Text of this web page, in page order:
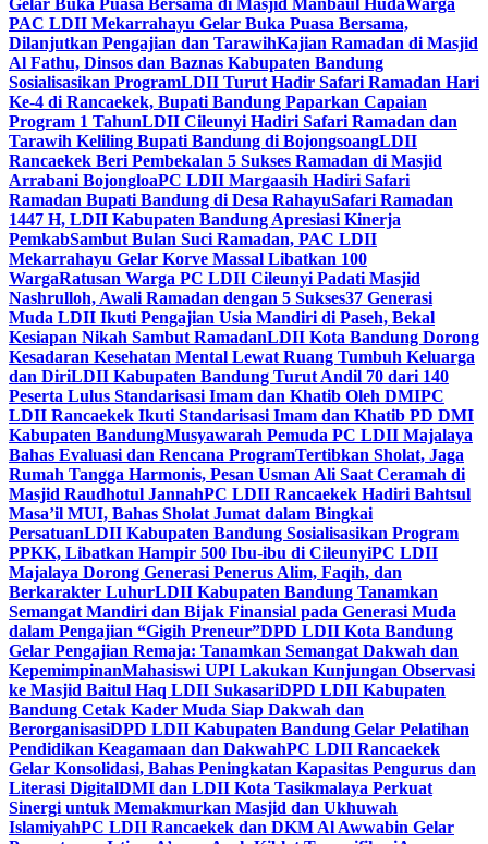
Gelar Buka Puasa Bersama di Masjid Manbaul HudaWarga
PAC LDII Mekarrahayu Gelar Buka Puasa Bersama,
Dilanjutkan Pengajian dan TarawihKajian Ramadan di Masjid
Al Fathu, Dinsos dan Baznas Kabupaten Bandung
Sosialisasikan ProgramLDII Turut Hadir Safari Ramadan Hari
Ke-4 di Rancaekek, Bupati Bandung Paparkan Capaian
Program 1 TahunLDII Cileunyi Hadiri Safari Ramadan dan
Tarawih Keliling Bupati Bandung di BojongsoangLDII
Rancaekek Beri Pembekalan 5 Sukses Ramadan di Masjid
Arrabani BojongloaPC LDII Margaasih Hadiri Safari
Ramadan Bupati Bandung di Desa RahayuSafari Ramadan
1447 H, LDII Kabupaten Bandung Apresiasi Kinerja
PemkabSambut Bulan Suci Ramadan, PAC LDII
Mekarrahayu Gelar Korve Massal Libatkan 100
WargaRatusan Warga PC LDII Cileunyi Padati Masjid
Nashrulloh, Awali Ramadan dengan 5 Sukses37 Generasi
Muda LDII Ikuti Pengajian Usia Mandiri di Paseh, Bekal
Kesiapan Nikah Sambut RamadanLDII Kota Bandung Dorong
Kesadaran Kesehatan Mental Lewat Ruang Tumbuh Keluarga
dan DiriLDII Kabupaten Bandung Turut Andil 70 dari 140
Peserta Lulus Standarisasi Imam dan Khatib Oleh DMIPC
LDII Rancaekek Ikuti Standarisasi Imam dan Khatib PD DMI
Kabupaten BandungMusyawarah Pemuda PC LDII Majalaya
Bahas Evaluasi dan Rencana ProgramTertibkan Sholat, Jaga
Rumah Tangga Harmonis, Pesan Usman Ali Saat Ceramah di
Masjid Raudhotul JannahPC LDII Rancaekek Hadiri Bahtsul
Masa’il MUI, Bahas Sholat Jumat dalam Bingkai
PersatuanLDII Kabupaten Bandung Sosialisasikan Program
PPKK, Libatkan Hampir 500 Ibu-ibu di CileunyiPC LDII
Majalaya Dorong Generasi Penerus Alim, Faqih, dan
Berkarakter LuhurLDII Kabupaten Bandung Tanamkan
Semangat Mandiri dan Bijak Finansial pada Generasi Muda
dalam Pengajian “Gigih Preneur”DPD LDII Kota Bandung
Gelar Pengajian Remaja: Tanamkan Semangat Dakwah dan
KepemimpinanMahasiswi UPI Lakukan Kunjungan Observasi
ke Masjid Baitul Haq LDII SukasariDPD LDII Kabupaten
Bandung Cetak Kader Muda Siap Dakwah dan
BerorganisasiDPD LDII Kabupaten Bandung Gelar Pelatihan
Pendidikan Keagamaan dan DakwahPC LDII Rancaekek
Gelar Konsolidasi, Bahas Peningkatan Kapasitas Pengurus dan
Literasi DigitalDMI dan LDII Kota Tasikmalaya Perkuat
Sinergi untuk Memakmurkan Masjid dan Ukhuwah
IslamiyahPC LDII Rancaekek dan DKM Al Awwabin Gelar